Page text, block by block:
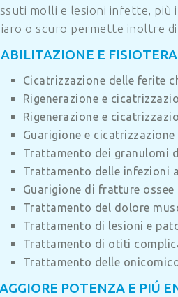
molli e lesioni infette, più
o scuro permette inoltre
E
Cicatrizzazione delle ferite
Rigenerazione e
Rigenerazione e
Guarigione e
Trattamento dei granulomi
Trattamento delle infezioni
Guarigione di fratture
Trattamento del dolore
Trattamento di lesioni e
Trattamento di otiti
Trattamento delle
POTENZA E PIÚ